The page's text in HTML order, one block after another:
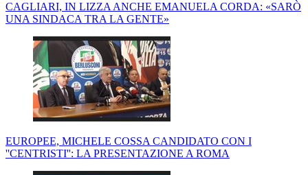
CAGLIARI, IN LIZZA ANCHE EMANUELA CORDA: «SARÒ
UNA SINDACA TRA LA GENTE»
EUROPEE, MICHELE COSSA CANDIDATO CON I
''CENTRISTI'': LA PRESENTAZIONE A ROMA